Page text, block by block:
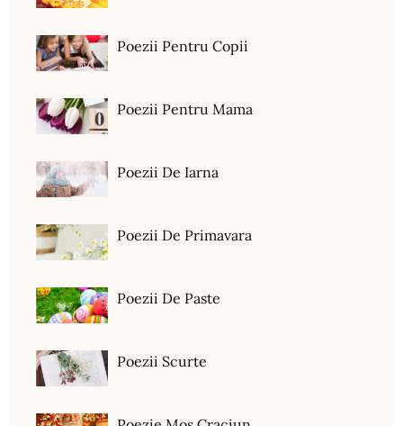
Poezii Pentru Copii
Poezii Pentru Mama
Poezii De Iarna
Poezii De Primavara
Poezii De Paste
Poezii Scurte